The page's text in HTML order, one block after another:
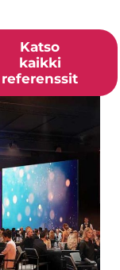
Katso
kaikki
referenssit